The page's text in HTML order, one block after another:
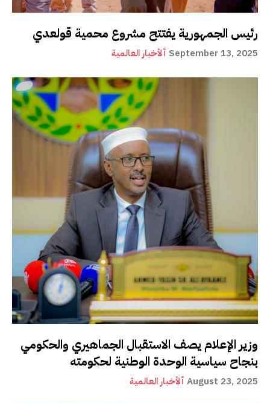
رئيس الجمهورية يفتتح مشروع محمية قولعدي
ألأخبار العالمية September 13, 2025
وزير الإعلام يصف الاستقبال الجماهيري والحكومي
بنجاح سياسية الوحدة الوطنية لحكومته
ألأخبار العالمية August 23, 2025